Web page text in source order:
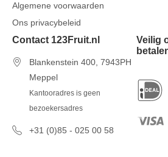
Algemene voorwaarden
Ons privacybeleid
Contact 123Fruit.nl
Blankenstein 400, 7943PH
Meppel
Kantooradres is geen
bezoekersadres
+31 (0)85 - 025 00 58
Veilig